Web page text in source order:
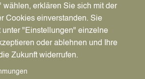
Umwelt Wirtschaftsförderung News
erklären Sie sich mit der
Cookies einverstanden. Sie
unter "Einstellungen" einzelne
oder ablehnen und Ihre
Zukunft widerrufen.